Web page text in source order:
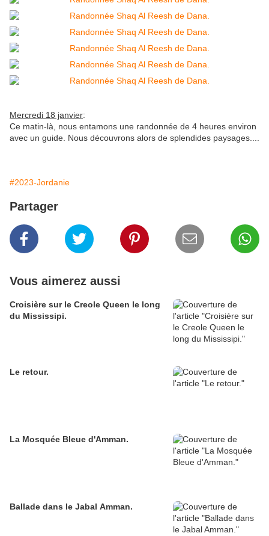
Mercredi 18 janvier:
Ce matin-là, nous entamons une randonnée de 4 heures environ
avec un guide. Nous découvrons alors de splendides paysages....
#2023-Jordanie
Partager
Vous aimerez aussi
Croisière sur le Creole Queen le long
du Mississipi.
Le retour.
La Mosquée Bleue d'Amman.
Ballade dans le Jabal Amman.